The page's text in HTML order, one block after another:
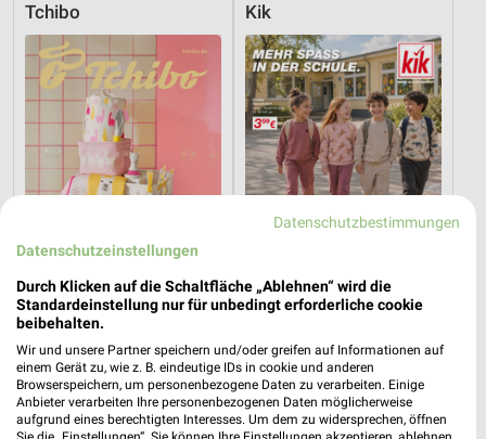
Tchibo
Alpaka cleaning collection
Gültig bis Di. 01.09.
Kik
Mehr Spass in der Schule
Gültig ab Mo. 10.08.
Tchibo Tchibo
Datenschutzbestimmungen
Datenschutzeinstellungen
Durch Klicken auf die Schaltfläche „Ablehnen“ wird die
Standardeinstellung nur für unbedingt erforderliche cookie
beibehalten.
Wir und unsere Partner speichern und/oder greifen auf Informationen auf
einem Gerät zu, wie z. B. eindeutige IDs in cookie und anderen
Browserspeichern, um personenbezogene Daten zu verarbeiten. Einige
Anbieter verarbeiten Ihre personenbezogenen Daten möglicherweise
aufgrund eines berechtigten Interesses. Um dem zu widersprechen, öffnen